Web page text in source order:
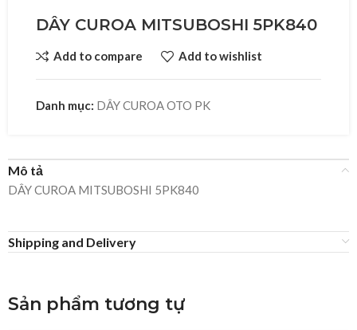
DÂY CUROA MITSUBOSHI 5PK840
Add to compare Add to wishlist
Danh mục: DÂY CUROA OTO PK
Mô tả
DÂY CUROA MITSUBOSHI 5PK840
Shipping and Delivery
Sản phẩm tương tự